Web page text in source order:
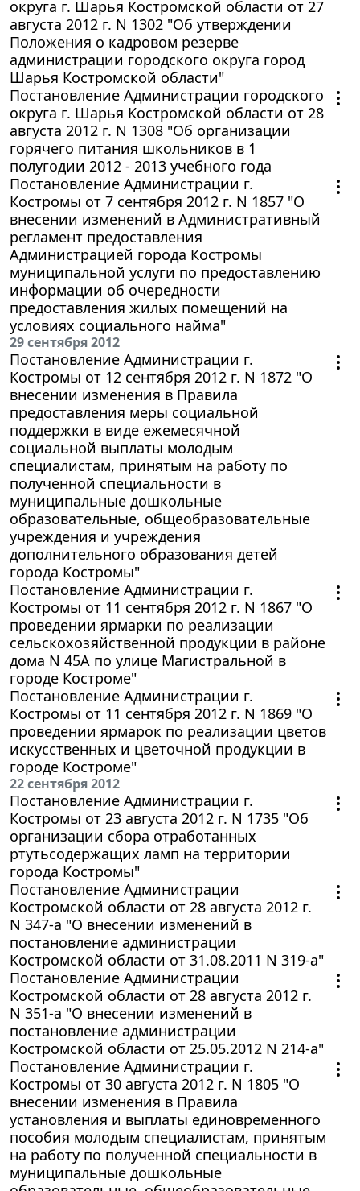
округа г. Шарья Костромской области от 27
августа 2012 г. N 1302 "Об утверждении
Положения о кадровом резерве
администрации городского округа город
Шарья Костромской области"
Постановление Администрации городского
округа г. Шарья Костромской области от 28
августа 2012 г. N 1308 "Об организации
горячего питания школьников в 1
полугодии 2012 - 2013 учебного года
Постановление Администрации г.
Костромы от 7 сентября 2012 г. N 1857 "О
внесении изменений в Административный
регламент предоставления
Администрацией города Костромы
муниципальной услуги по предоставлению
информации об очередности
предоставления жилых помещений на
условиях социального найма"
29 сентября 2012
Постановление Администрации г.
Костромы от 12 сентября 2012 г. N 1872 "О
внесении изменения в Правила
предоставления меры социальной
поддержки в виде ежемесячной
социальной выплаты молодым
специалистам, принятым на работу по
полученной специальности в
муниципальные дошкольные
образовательные, общеобразовательные
учреждения и учреждения
дополнительного образования детей
города Костромы"
Постановление Администрации г.
Костромы от 11 сентября 2012 г. N 1867 "О
проведении ярмарки по реализации
сельскохозяйственной продукции в районе
дома N 45А по улице Магистральной в
городе Костроме"
Постановление Администрации г.
Костромы от 11 сентября 2012 г. N 1869 "О
проведении ярмарок по реализации цветов
искусственных и цветочной продукции в
городе Костроме"
22 сентября 2012
Постановление Администрации г.
Костромы от 23 августа 2012 г. N 1735 "Об
организации сбора отработанных
ртутьсодержащих ламп на территории
города Костромы"
Постановление Администрации
Костромской области от 28 августа 2012 г.
N 347-а "О внесении изменений в
постановление администрации
Костромской области от 31.08.2011 N 319-а"
Постановление Администрации
Костромской области от 28 августа 2012 г.
N 351-а "О внесении изменений в
постановление администрации
Костромской области от 25.05.2012 N 214-а"
Постановление Администрации г.
Костромы от 30 августа 2012 г. N 1805 "О
внесении изменения в Правила
установления и выплаты единовременного
пособия молодым специалистам, принятым
на работу по полученной специальности в
муниципальные дошкольные